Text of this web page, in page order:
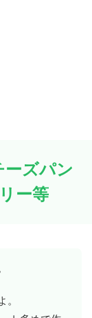
ーズパン
ー等